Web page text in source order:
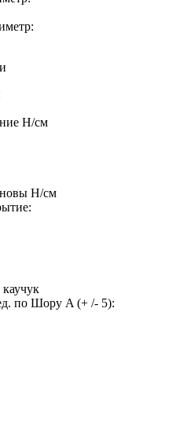
Н/см
Н/см
по Шору A (+ /- 5):